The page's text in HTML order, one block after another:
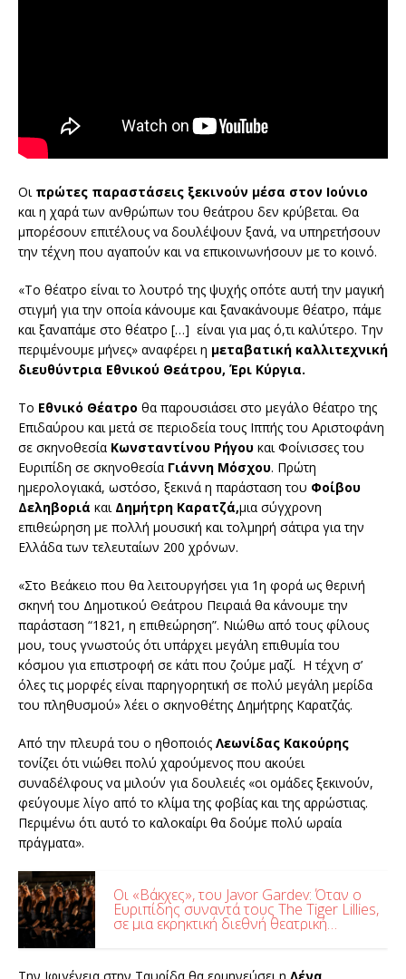
Οι πρώτες παραστάσεις ξεκινούν μέσα στον Ιούνιο
και η χαρά των ανθρώπων του θεάτρου δεν κρύβεται. Θα
μπορέσουν επιτέλους να δουλέψουν ξανά, να υπηρετήσουν
την τέχνη που αγαπούν και να επικοινωνήσουν με το κοινό.
«Το θέατρο είναι το λουτρό της ψυχής οπότε αυτή την μαγική
στιγμή για την οποία κάνουμε και ξανακάνουμε θέατρο, πάμε
και ξαναπάμε στο θέατρο […] είναι για μας ό,τι καλύτερο. Την
περιμένουμε μήνες» αναφέρει η μεταβατική καλλιτεχνική
διευθύντρια Εθνικού Θεάτρου, Έρι Κύργια.
Το Εθνικό Θέατρο θα παρουσιάσει στο μεγάλο θέατρο της
Επιδαύρου και μετά σε περιοδεία τους Ιππής του Αριστοφάνη
σε σκηνοθεσία Κωνσταντίνου Ρήγου και Φοίνισσες του
Ευριπίδη σε σκηνοθεσία Γιάννη Μόσχου. Πρώτη
ημερολογιακά, ωστόσο, ξεκινά η παράσταση του Φοίβου
Δεληβοριά και Δημήτρη Καρατζά,μια σύγχρονη
επιθεώρηση με πολλή μουσική και τολμηρή σάτιρα για την
Ελλάδα των τελευταίων 200 χρόνων.
«Στο Βεάκειο που θα λειτουργήσει για 1η φορά ως θερινή
σκηνή του Δημοτικού Θεάτρου Πειραιά θα κάνουμε την
παράσταση “1821, η επιθεώρηση”. Νιώθω από τους φίλους
μου, τους γνωστούς ότι υπάρχει μεγάλη επιθυμία του
κόσμου για επιστροφή σε κάτι που ζούμε μαζί. Η τέχνη σ’
όλες τις μορφές είναι παρηγορητική σε πολύ μεγάλη μερίδα
του πληθυσμού» λέει ο σκηνοθέτης Δημήτρης Καρατζάς.
Από την πλευρά του ο ηθοποιός Λεωνίδας Κακούρης
τονίζει ότι νιώθει πολύ χαρούμενος που ακούει
συναδέλφους να μιλούν για δουλειές «οι ομάδες ξεκινούν,
φεύγουμε λίγο από το κλίμα της φοβίας και της αρρώστιας.
Περιμένω ότι αυτό το καλοκαίρι θα δούμε πολύ ωραία
πράγματα».
Οι «Βάκχες», του Javor Gardev: Όταν ο
Ευριπίδης συναντά τους The Tiger Lillies,
σε μια εκρηκτική διεθνή θεατρική